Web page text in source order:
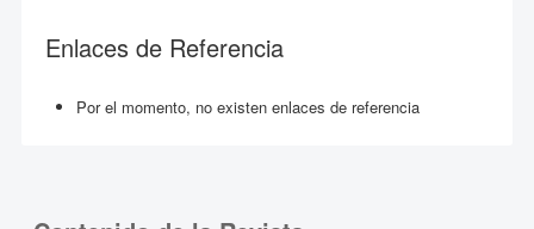
Enlaces de Referencia
Por el momento, no existen enlaces de referencia